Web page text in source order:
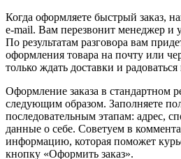
Когда оформляете быстрый заказ,
e-mail. Вам перезвонит менеджер и
По результатам разговора вам
оформления товара на почту или
только ждать доставки и
Оформление заказа в стандартном
следующим образом. Заполняете
последовательным этапам: адрес,
данные о себе. Советуем в
информацию, которая поможет
кнопку «Оформить заказ».